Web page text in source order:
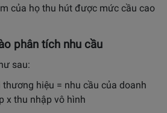
của họ thu hút được mức cầu cao
phân tích nhu cầu
sau:
thương hiệu = nhu cầu của doanh
x thu nhập vô hình